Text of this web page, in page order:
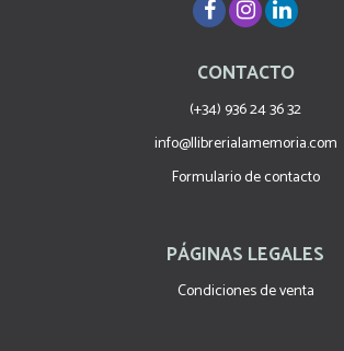
CONTACTO
(+34) 936 24 36 32
info@llibrerialamemoria.com
Formulario de contacto
PÁGINAS LEGALES
Condiciones de venta